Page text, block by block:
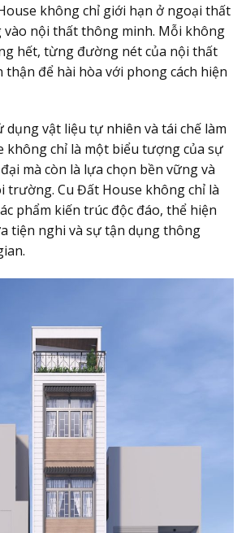
không chỉ giới hạn ở ngoại thất
vào nội thất thông minh. Mỗi không
hết, từng đường nét của nội thất
thận để hài hòa với phong cách hiện
dụng vật liệu tự nhiên và tái chế làm
không chỉ là một biểu tượng của sự
mà còn là lựa chọn bền vững và
trường. Cu Đất House không chỉ là
phẩm kiến trúc độc đáo, thể hiện
tiện nghi và sự tận dụng thông